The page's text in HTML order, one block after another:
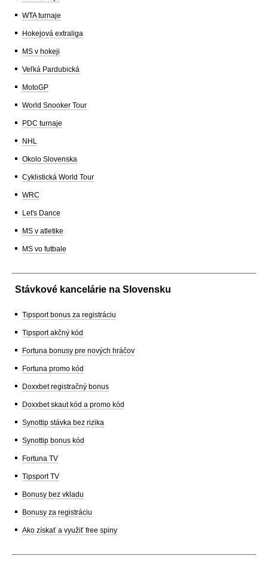
WTA turnaje
Hokejová extraliga
MS v hokeji
Veľká Pardubická
MotoGP
World Snooker Tour
PDC turnaje
NHL
Okolo Slovenska
Cyklistická World Tour
WRC
Let's Dance
MS v atletike
MS vo futbale
Stávkové kancelárie na Slovensku
Tipsport bonus za registráciu
Tipsport akčný kód
Fortuna bonusy pre nových hráčov
Fortuna promo kód
Doxxbet registračný bonus
Doxxbet skaut kód a promo kód
Synottip stávka bez rizika
Synottip bonus kód
Fortuna TV
Tipsport TV
Bonusy bez vkladu
Bonusy za registráciu
Ako získať a využiť free spiny